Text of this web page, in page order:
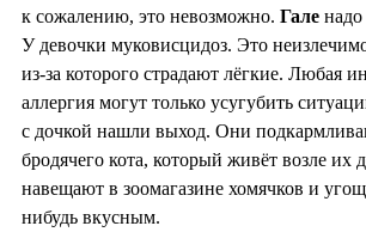
к сожалению, это невозможно. Гале надо
У девочки муковисцидоз. Это
из-за которого страдают лёгкие. Любая
аллергия могут только усугубить
с дочкой нашли выход. Они
бродячего кота, который живёт возле их
навещают в зоомагазине хомячков и
нибудь вкусным.